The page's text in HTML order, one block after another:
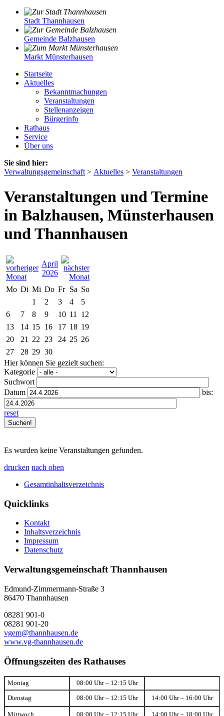
Stadt Thannhausen
Gemeinde Balzhausen
Markt Münsterhausen
Startseite
Aktuelles
Bekanntmachungen
Veranstaltungen
Stellenanzeigen
Bürgerinfo
Rathaus
Service
Über uns
Sie sind hier:
Verwaltungsgemeinschaft > Aktuelles > Veranstaltungen
Veranstaltungen und Termine
in Balzhausen, Münsterhausen
und Thannhausen
April
2026
Mo Di Mi Do Fr Sa So
1
2 3 4
5
6
7 8 9 10 11
12
13
14 15 16 17 18 19
20
21 22 23 24 25 26
27
28 29 30
Hier können Sie gezielt suchen:
Kategorie
Suchwort
Datum
bis:
reset
Es wurden keine Veranstaltungen gefunden.
drucken nach oben
Gesamtinhaltsverzeichnis
Quicklinks
Kontakt
Inhaltsverzeichnis
Impressum
Datenschutz
Verwaltungsgemeinschaft Thannhausen
Edmund-Zimmermann-Straße 3
86470 Thannhausen
08281 901-0
08281 901-20
vgem@thannhausen.de
www.vg-thannhausen.de
Öffnungszeiten des Rathauses
Montag 08:00 Uhr – 12:15 Uhr
Dienstag 08:00 Uhr – 12:15 Uhr 14:00 Uhr – 16:00 Uhr